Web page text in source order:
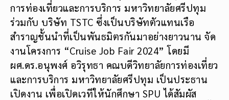
การท่องเที่ยวและการบริการ มหาวิทยาลัยศรีปทุม
ร่วมกับ บริษัท TSTC ซึ่งเป็นบริษัทตัวแทนเรือ
สำราญชั้นนำที่เป็นพันธมิตรกันมาอย่างยาวนาน จัด
งานโครงการ “Cruise Job Fair 2024” โดยมี
ผศ.ดร.อนุพงศ์ อวิรุทธา คณบดีวิทยาลัยการท่องเที่ยว
และการบริการ มหาวิทยาลัยศรีปทุม เป็นประธาน
เปิดงาน เพื่อเปิดเวทีให้นักศึกษา SPU ได้สัมผัส